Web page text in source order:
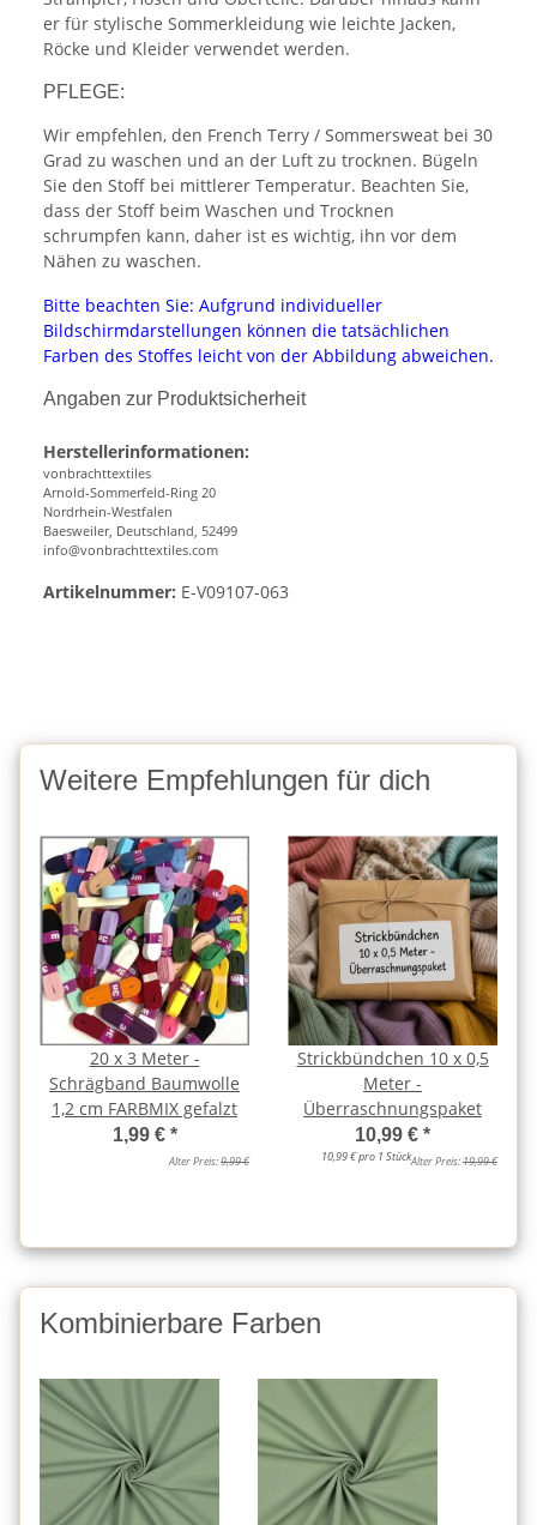
er für stylische Sommerkleidung wie leichte Jacken,
Röcke und Kleider verwendet werden.
PFLEGE:
Wir empfehlen, den French Terry / Sommersweat bei 30
Grad zu waschen und an der Luft zu trocknen. Bügeln
Sie den Stoff bei mittlerer Temperatur. Beachten Sie,
dass der Stoff beim Waschen und Trocknen
schrumpfen kann, daher ist es wichtig, ihn vor dem
Nähen zu waschen.
Bitte beachten Sie: Aufgrund individueller
Bildschirmdarstellungen können die tatsächlichen
Farben des Stoffes leicht von der Abbildung abweichen.
Angaben zur Produktsicherheit
Herstellerinformationen:
vonbrachttextiles
Arnold-Sommerfeld-Ring 20
Nordrhein-Westfalen
Baesweiler, Deutschland, 52499
info@vonbrachttextiles.com
Artikelnummer: E-V09107-063
Weitere Empfehlungen für dich
20 x 3 Meter -
Schrägband Baumwolle
1,2 cm FARBMIX gefalzt
1,99 € *
Alter Preis:9,99 €
Strickbündchen 10 x 0,5
Meter -
Überraschnungspaket
10,99 € *
10,99 € pro 1 StückAlter Preis:19,99 €
Kombinierbare Farben